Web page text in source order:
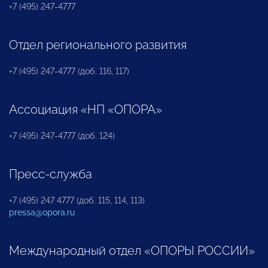
+7 (495) 247-4777
Отдел регионального развития
+7 (495) 247-4777 (доб. 116, 117)
Ассоциация «НП «ОПОРА»
+7 (495) 247-4777 (доб. 124)
Пресс-служба
+7 (495) 247 4777 (доб. 115, 114, 113)
pressa@opora.ru
Международный отдел «ОПОРЫ РОССИИ»